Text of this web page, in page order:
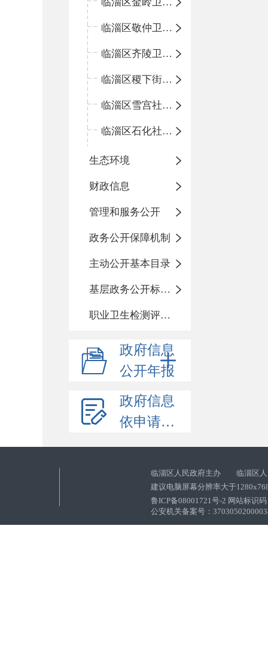
临淄区敬仲卫生院
临淄区齐陵卫生院
临淄区稷下街道淄江社区卫生服务中心
临淄区雪宫社区卫生服务中心
临淄区石化社区卫生服务中心
生态环境
财政信息
管理和服务公开
政务公开保障机制
主动公开基本目录
基层政务公开标准化目录
职业卫生检测评价信息
政府信息
公开年报
政府信息
依申请公开
临淄区人民政府主办 临淄区人
建议电脑屏幕分辨率大于
鲁ICP备08001721号-2 网站标识
公安机关备案号：